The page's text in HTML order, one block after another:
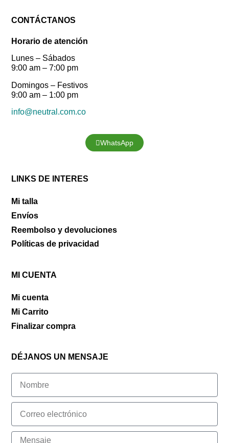
CONTÁCTANOS
Horario de atención
Lunes – Sábados
9:00 am – 7:00 pm
Domingos – Festivos
9:00 am – 1:00 pm
info@neutral.com.co
WhatsApp
LINKS DE INTERES
Mi talla
Envíos
Reembolso y devoluciones
Políticas de privacidad
MI CUENTA
Mi cuenta
Mi Carrito
Finalizar compra
DÉJANOS UN MENSAJE